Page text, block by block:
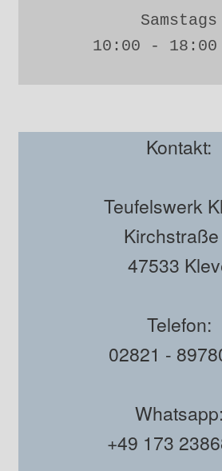
Samstags
10:00 - 18:00
Kontakt:
Teufelswerk
Kirchstraße
47533
Telefon:
02821 -
Whatsapp:
+49 173